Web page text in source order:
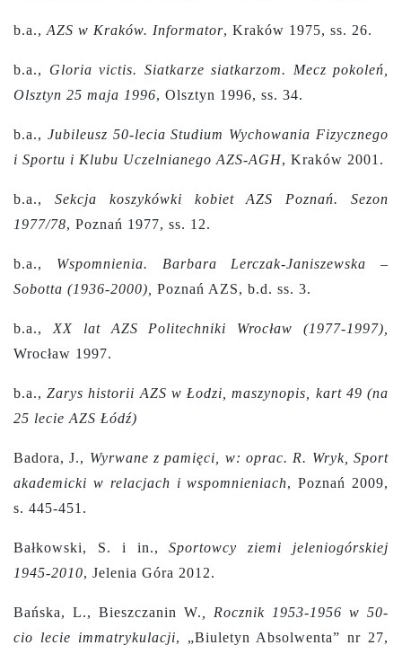
b.a., AZS w Kraków. Informator, Kraków 1975, ss. 26.
b.a., Gloria victis. Siatkarze siatkarzom. Mecz pokoleń,
Olsztyn 25 maja 1996, Olsztyn 1996, ss. 34.
b.a., Jubileusz 50-lecia Studium Wychowania Fizycznego
i Sportu i Klubu Uczelnianego AZS-AGH, Kraków 2001.
b.a., Sekcja koszykówki kobiet AZS Poznań. Sezon
1977/78, Poznań 1977, ss. 12.
b.a., Wspomnienia. Barbara Lerczak-Janiszewska –
Sobotta (1936-2000),
Poznań AZS, b.d. ss. 3.
b.a., XX lat AZS Politechniki Wrocław (1977-1997),
Wrocław 1997.
b.a.,Zarys historii AZS w Łodzi, maszynopis, kart 49 (na
25 lecie AZS Łódź)
Badora, J., Wyrwane z pamięci, w: oprac. R. Wryk, Sport
akademicki w relacjach i wspomnieniach, Poznań 2009,
s. 445-451.
Bałkowski, S. i in.,Sportowcy ziemi jeleniogórskiej
1945-2010, Jelenia Góra 2012.
Bańska, L., Bieszczanin W.
Rocznik 1953-1956 w 50-
cio lecie immatrykulacji, „Biuletyn Absolwenta” nr 27,